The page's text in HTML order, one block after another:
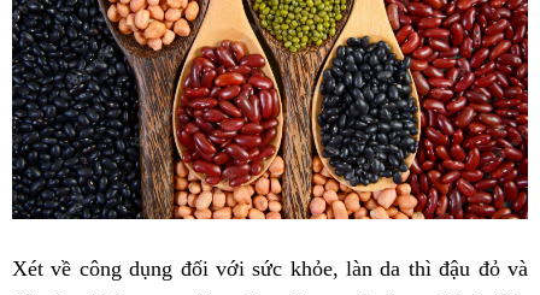
Xét về công dụng đối với sức khỏe, làn da thì đậu đỏ và